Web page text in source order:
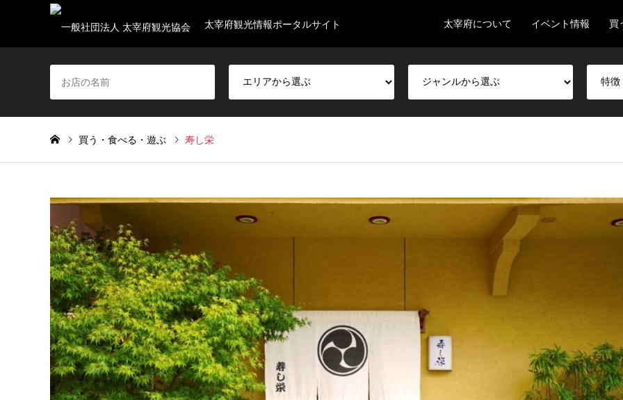
太宰府観光情報ポータルサイト 太宰府について イベント情報 買
買う・食べる・遊ぶ 寿し栄